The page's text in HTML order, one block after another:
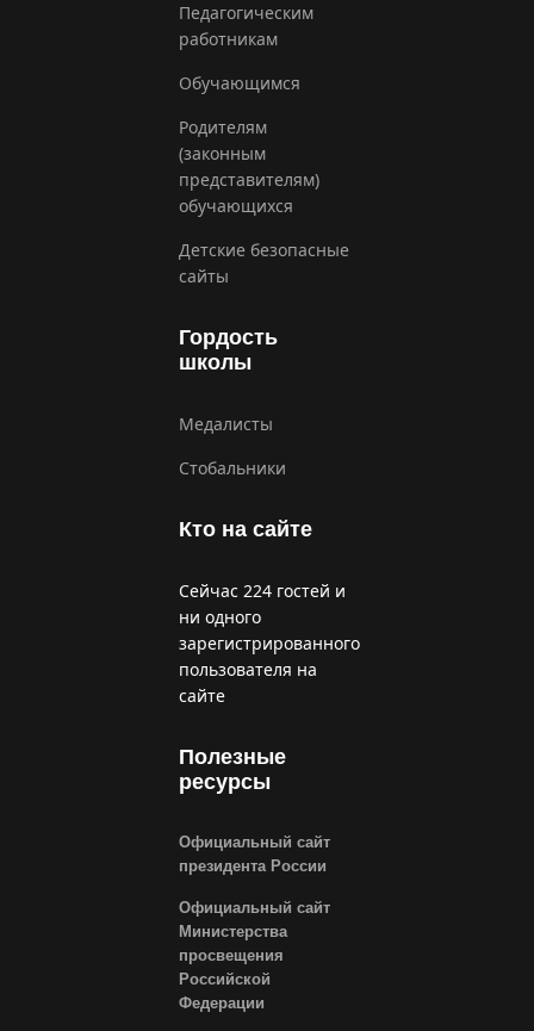
Педагогическим
работникам
Обучающимся
Родителям
(законным
представителям)
обучающихся
Детские безопасные
сайты
Гордость
школы
Медалисты
Стобальники
Кто на сайте
Сейчас 224 гостей и
ни одного
зарегистрированного
пользователя на
сайте
Полезные
ресурсы
Официальный сайт
президента России
Официальный сайт
Министерства
просвещения
Российской
Федерации